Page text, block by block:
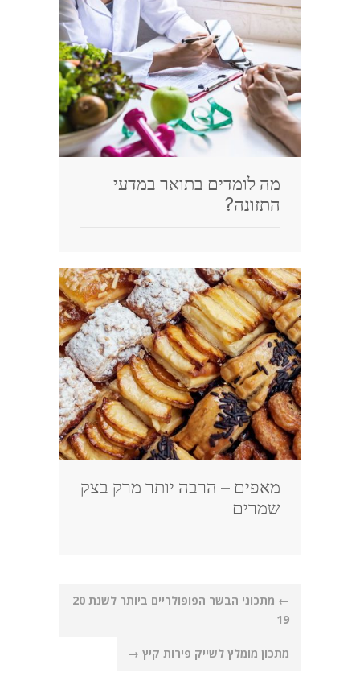
מה לומדים בתואר במדעי
התזונה?
מאפים – הרבה יותר מרק בצק
שמרים
Post
navigation
←
מתכוני הבשר הפופולריים ביותר לשנת 20
19
מתכון מומלץ לשייק פירות קיץ →